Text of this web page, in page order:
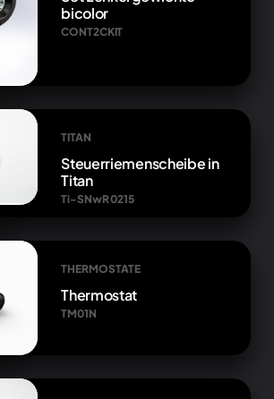
bicolor
CONT2CKIT
TITAN
Steuerriemenscheibe in
Titan
Ti-SNwR 0215
THERMOSTATE
Thermostat
TM01N